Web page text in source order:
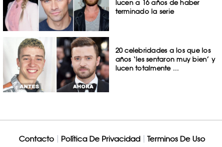
lucen a 16 años de haber
terminado la serie
20 celebridades a los que los
años ‘les sentaron muy bien’ y
lucen totalmente ...
Contacto Política De Privacidad Terminos De Uso